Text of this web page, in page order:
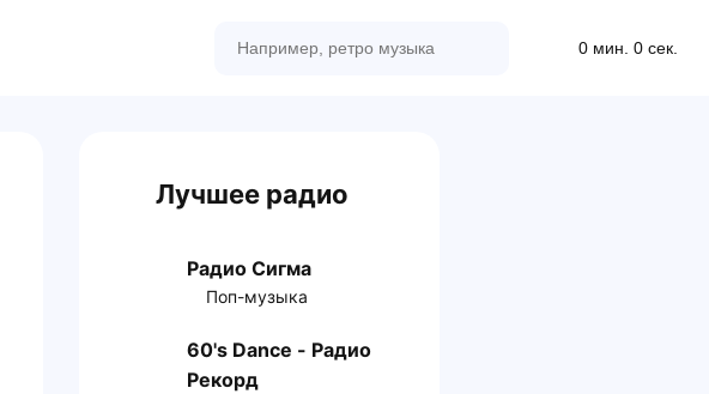
0 мин. 0 сек.
Лучшее радио
Радио Сигма
Поп-музыка
60's Dance - Радио
Рекорд